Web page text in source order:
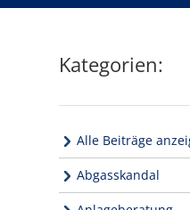
Kategorien:
Alle Beiträge
Abgasskandal